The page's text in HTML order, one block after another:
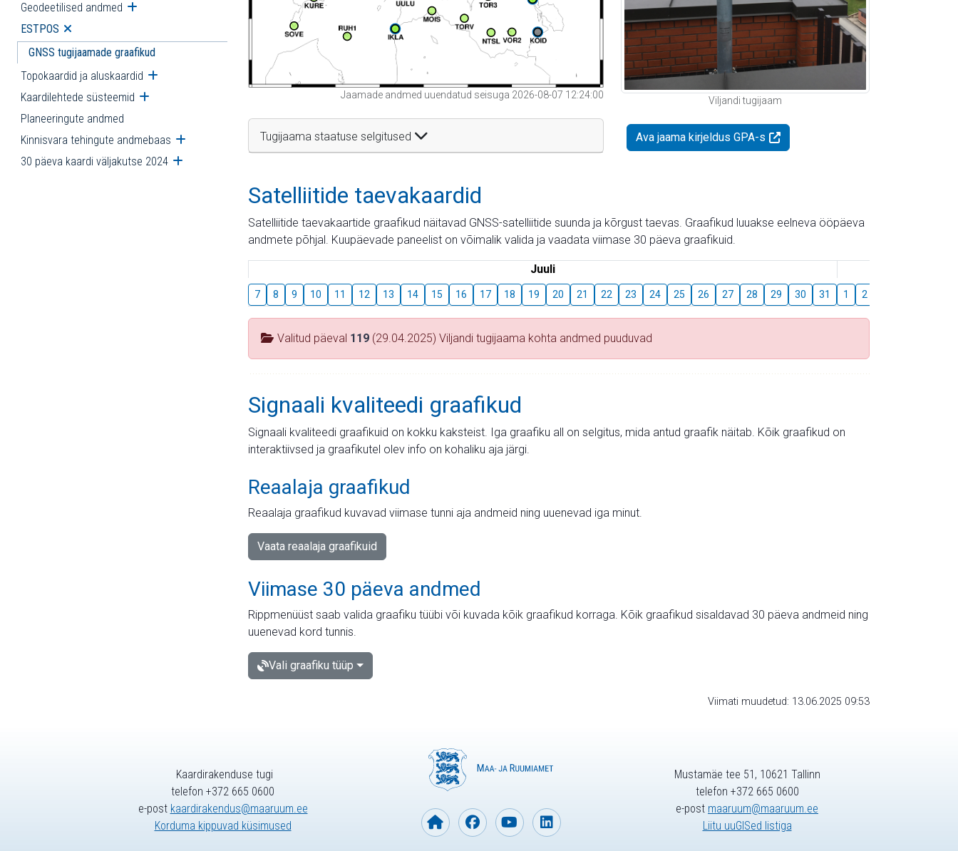
Geodeetilised andmed Ava alammenüü
ESTPOS Ava alammenüü
GNSS tugijaamade graafikud
Topokaardid ja aluskaardid Ava alammenüü
Kaardilehtede süsteemid Ava alammenüü
Planeeringute andmed
Kinnisvara tehingute andmebaas Ava alammenüü
30 päeva kaardi väljakutse 2024 Ava alammenüü
Jaamade andmed uuendatud seisuga 2026-08-07 12:24:00
Tugijaama staatuse selgitused
Viljandi tugijaam
Ava jaama kirjeldus GPA-s
Satelliitide taevakaardid
Satelliitide taevakaartide graafikud näitavad GNSS-satelliitide suunda ja kõrgust taevas. Graafikud luuakse eelneva ööpäeva
andmete põhjal. Kuupäevade paneelist on võimalik valida ja vaadata viimase 30 päeva graafikuid.
Juuli
7 8 9 10 11 12 13 14 15 16 17 18 19 20 21 22 23 24 25 26 27 28 29 30 31 1 2
Valitud päeval 119 (29.04.2025) Viljandi tugijaama kohta andmed puuduvad
Signaali kvaliteedi graafikud
Signaali kvaliteedi graafikuid on kokku kaksteist. Iga graafiku all on selgitus, mida antud graafik näitab. Kõik graafikud on
interaktiivsed ja graafikutel olev info on kohaliku aja järgi.
Reaalaja graafikud
Reaalaja graafikud kuvavad viimase tunni aja andmeid ning uuenevad iga minut.
Vaata reaalaja graafikuid
Viimase 30 päeva andmed
Rippmenüüst saab valida graafiku tüübi või kuvada kõik graafikud korraga. Kõik graafikud sisaldavad 30 päeva andmeid ning
uuenevad kord tunnis.
Vali graafiku tüüp
Viimati muudetud: 13.06.2025 09:53
Kaardirakenduse tugi
telefon +372 665 0600
e-post kaardirakendus@maaruum.ee
Korduma kippuvad küsimused
Mustamäe tee 51, 10621 Tallinn
telefon +372 665 0600
e-post maaruum@maaruum.ee
Liitu uuGISed listiga